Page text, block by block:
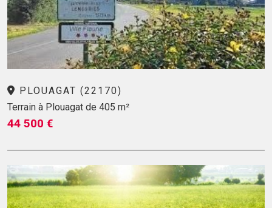
PLOUAGAT (22170)
Terrain à Plouagat de 405 m²
44 500 €